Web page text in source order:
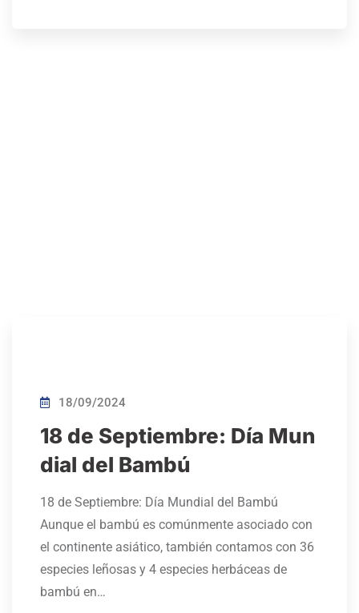
18/09/2024
18 de Septiembre: Día Mun
dial del Bambú
18 de Septiembre: Día Mundial del Bambú
Aunque el bambú es comúnmente asociado con
el continente asiático, también contamos con 36
especies leñosas y 4 especies herbáceas de
bambú en…